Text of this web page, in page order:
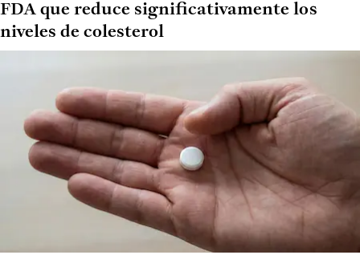
FDA que reduce significativamente los
niveles de colesterol